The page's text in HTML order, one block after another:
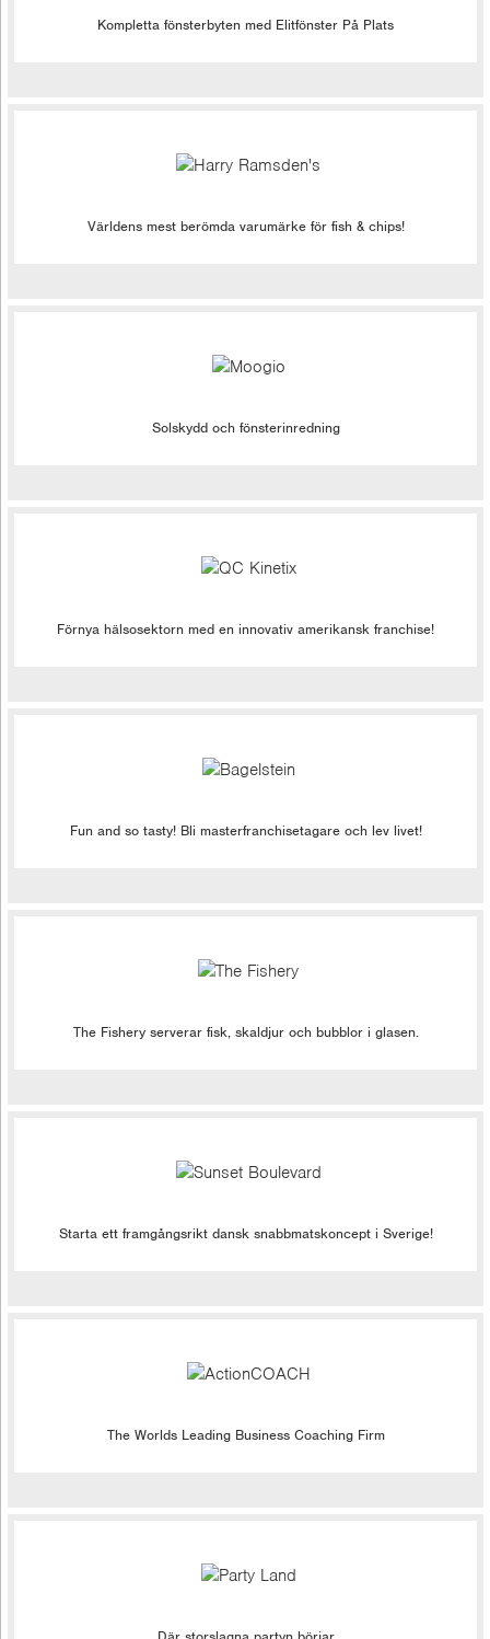
Kompletta fönsterbyten med Elitfönster På Plats
Världens mest berömda varumärke för fish & chips!
Solskydd och fönsterinredning
Förnya hälsosektorn med en innovativ amerikansk franchise!
Fun and so tasty! Bli masterfranchisetagare och lev livet!
The Fishery serverar fisk, skaldjur och bubblor i glasen.
Starta ett framgångsrikt dansk snabbmatskoncept i Sverige!
The Worlds Leading Business Coaching Firm